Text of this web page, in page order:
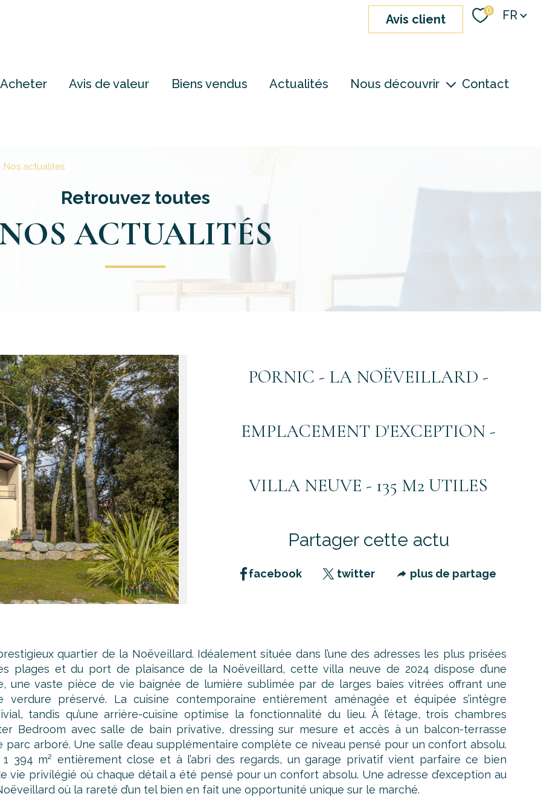
avis client
0 Langue
FR
Acheter Avis de valeur Biens vendus Actualités Nous découvrir Contact
Nos actualites
Retrouvez toutes
ACTUALITÉS
PORNIC - LA NOËVEILLARD -
EMPLACEMENT D'EXCEPTION -
VILLA NEUVE - 135 M2 UTILES
Partager cette actu
facebook twitter plus de partage
quartier de la Noëveillard. Idéalement située dans l’une des adresses les plus prisées
plages et du port de plaisance de la Noëveillard, cette villa neuve de 2024 dispose d’une
une vaste pièce de vie baignée de lumière sublimée par de larges baies vitrées offrant une
préservé. La cuisine contemporaine entièrement aménagée et équipée s’intègre
tandis qu’une arrière-cuisine optimise la fonctionnalité du lieu. À l’étage, trois chambres
Bedroom avec salle de bain privative, dressing sur mesure et accès à un balcon-terrasse
arboré. Une salle d’eau supplémentaire complète ce niveau pensé pour un confort absolu.
394 m² entièrement close et à l’abri des regards, un garage privatif vient parfaire ce bien
vie privilégié où chaque détail a été pensé pour un confort absolu. Une adresse d’exception au
où la rareté d’un tel bien en fait une opportunité unique sur le marché.